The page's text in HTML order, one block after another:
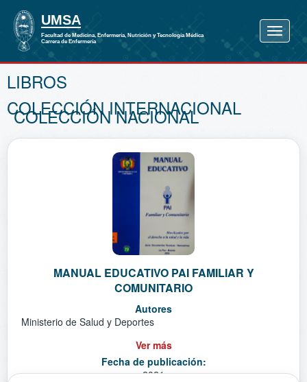
LIBROS
COLECCIÓN INTERNACIONAL
COLECCIÓN NACIONAL
MANUAL EDUCATIVO PAI FAMILIAR Y
COMUNITARIO
Autores
Ministerio de Salud y Deportes
Ver más
Fecha de publicación:
2021